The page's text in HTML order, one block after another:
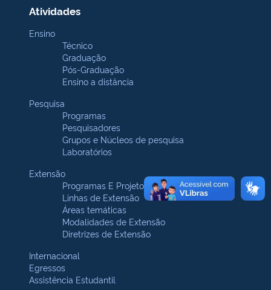
Atividades
Ensino
Técnico
Graduação
Pós-Graduação
Ensino a distância
Pesquisa
Programas
Pesquisadores
Grupos e Núcleos de pesquisa
Laboratórios
Extensão
Programas E Projetos
Linhas de Extensão
Áreas temáticas
Modalidades de Extensão
Diretrizes de Extensão
Internacional
Egressos
Assistência Estudantil